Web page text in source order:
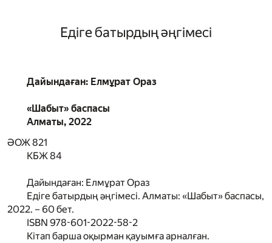
Едіге батырдың әңгімесі
Дайындаған: Елмұрат Ораз
«Шабыт» баспасы
Алматы, 2022
ӘОЖ 821
КБЖ 84
Дайындаған: Елмұрат Ораз
Едіге батырдың әңгімесі. Алматы: «Шабыт» бас­пасы,
2022. – 60 бет.
ISBN 978-601-2022-58-2
Кітап барша оқырман қауымға арналған.